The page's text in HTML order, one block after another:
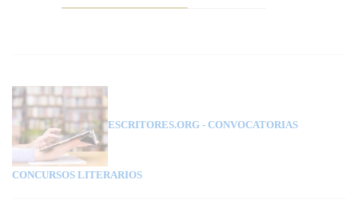
ESCRITORES.ORG - CONVOCATORIAS
CONCURSOS LITERARIOS